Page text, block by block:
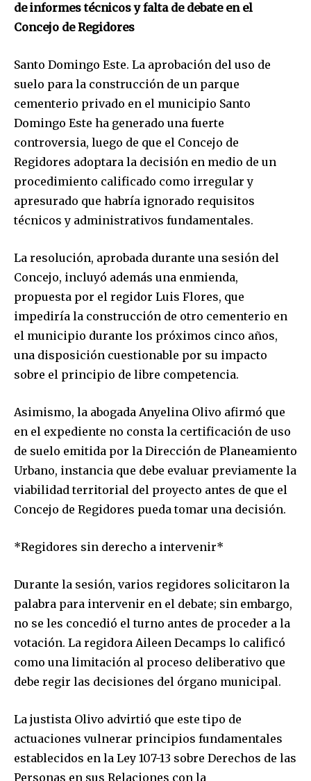
de informes técnicos y falta de debate en el
Concejo de Regidores
Santo Domingo Este. La aprobación del uso de
suelo para la construcción de un parque
cementerio privado en el municipio Santo
Domingo Este ha generado una fuerte
controversia, luego de que el Concejo de
Regidores adoptara la decisión en medio de un
procedimiento calificado como irregular y
apresurado que habría ignorado requisitos
técnicos y administrativos fundamentales.
La resolución, aprobada durante una sesión del
Concejo, incluyó además una enmienda,
propuesta por el regidor Luis Flores, que
impediría la construcción de otro cementerio en
el municipio durante los próximos cinco años,
una disposición cuestionable por su impacto
sobre el principio de libre competencia.
Asimismo, la abogada Anyelina Olivo afirmó que
en el expediente no consta la certificación de uso
de suelo emitida por la Dirección de Planeamiento
Urbano, instancia que debe evaluar previamente la
viabilidad territorial del proyecto antes de que el
Concejo de Regidores pueda tomar una decisión.
*Regidores sin derecho a intervenir*
Durante la sesión, varios regidores solicitaron la
palabra para intervenir en el debate; sin embargo,
no se les concedió el turno antes de proceder a la
votación. La regidora Aileen Decamps lo calificó
como una limitación al proceso deliberativo que
debe regir las decisiones del órgano municipal.
La justista Olivo advirtió que este tipo de
actuaciones vulnerar principios fundamentales
establecidos en la Ley 107-13 sobre Derechos de las
Personas en sus Relaciones con la